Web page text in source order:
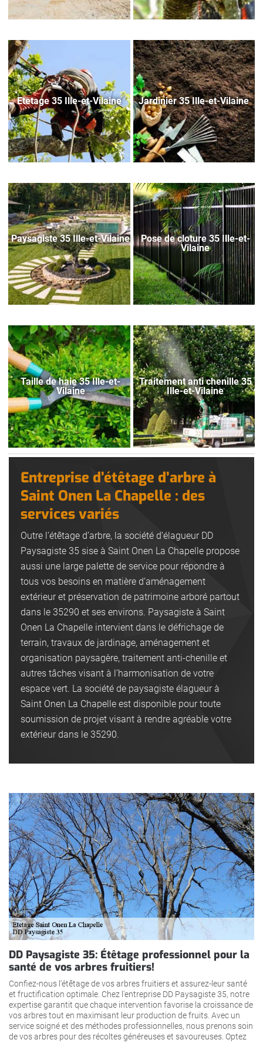
Etetage 35 Ille-et-Vilaine Jardinier 35 Ille-et-Vilaine
Paysagiste 35 Ille-et-Vilaine
Pose de cloture 35 Ille-et-
Vilaine
Taille de haie 35 Ille-et-
Vilaine
Traitement anti chenille 35
Ille-et-Vilaine
Entreprise d’étêtage d’arbre à
Saint Onen La Chapelle : des
services variés
Outre l’étêtage d’arbre, la société d’élagueur DD
Paysagiste 35 sise à Saint Onen La Chapelle propose
aussi une large palette de service pour répondre à
tous vos besoins en matière d’aménagement
extérieur et préservation de patrimoine arboré partout
dans le 35290 et ses environs. Paysagiste à Saint
Onen La Chapelle intervient dans le défrichage de
terrain, travaux de jardinage, aménagement et
organisation paysagère, traitement anti-chenille et
autres tâches visant à l’harmonisation de votre
espace vert. La société de paysagiste élagueur à
Saint Onen La Chapelle est disponible pour toute
soumission de projet visant à rendre agréable votre
extérieur dans le 35290.
DD Paysagiste 35: Étêtage professionnel pour la
santé de vos arbres fruitiers!
Confiez-nous l’étêtage de vos arbres fruitiers et assurez-leur santé
et fructification optimale. Chez l'entreprise DD Paysagiste 35, notre
expertise garantit que chaque intervention favorise la croissance de
vos arbres tout en maximisant leur production de fruits. Avec un
service soigné et des méthodes professionnelles, nous prenons soin
de vos arbres pour des récoltes généreuses et savoureuses. Optez